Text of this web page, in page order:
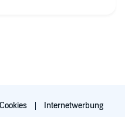
Cookies Internetwerbung